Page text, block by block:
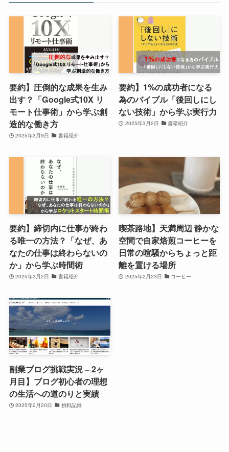
要約】圧倒的な成果を生み
出す？「Google式10X リ
モート仕事術」から学ぶ創
造的な働き方
2025年3月9日 書籍紹介
要約】1%の成功者になる
為のバイブル「後回しにし
ない技術」から学ぶ実行力
2025年3月2日 書籍紹介
要約】締切内に仕事が終わ
る唯一の方法？「なぜ、あ
なたの仕事は終わらないの
か」から学ぶ時間術
2025年3月2日 書籍紹介
喫茶路地】天満周辺 静かな
空間で自家焙煎コーヒーを
日常の喧騒からちょっと距
離を置ける場所
2025年2月23日 コーヒー
副業ブログ挑戦実況 – 2ヶ
月目】ブログ初心者の理想
の生活への道のりと実績
2025年2月20日 挑戦記録